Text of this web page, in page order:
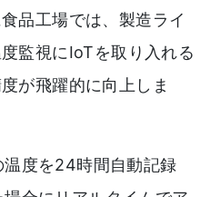
品工場では、製造ライ
監視にIoTを取り入れる
が飛躍的に向上しま
度を24時間自動記録